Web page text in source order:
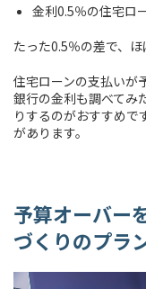
金利0.5％の住宅ロ
たった0.5％の差で、ほ
住宅ローンの支払いが
銀行の金利も調べてみ
りするのがおすすめで
があります。
予算オーバー
づくりのプラ